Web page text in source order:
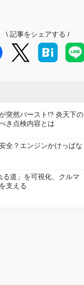
\ 記事をシェアする /
突然バースト!? 炎天下の
き点検内容とは
全？エンジンかけっぱな
道」を可視化、クルマ
支える